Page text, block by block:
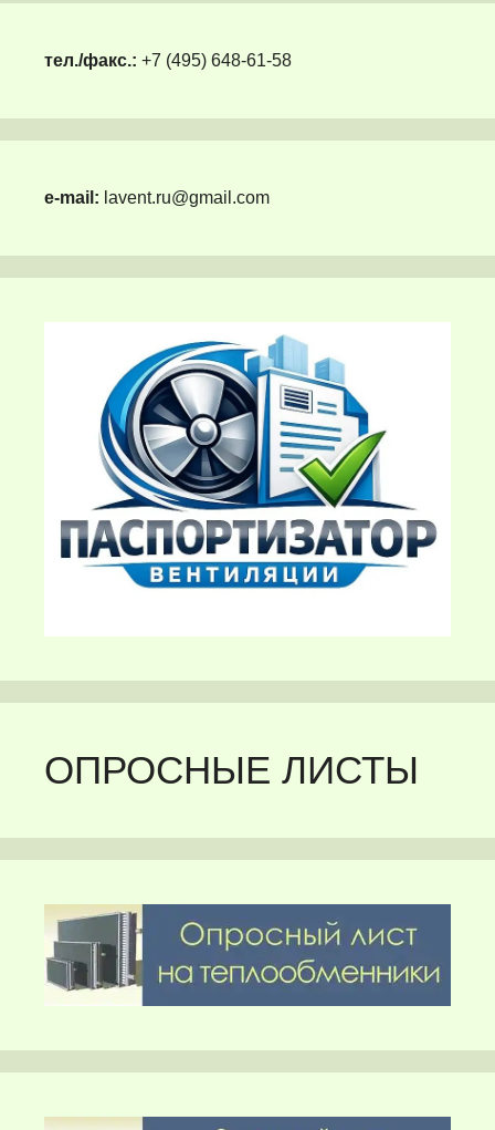
тел./факс.: +7 (495) 648-61-58
e-mail: lavent.ru@gmail.com
ОПРОСНЫЕ ЛИСТЫ